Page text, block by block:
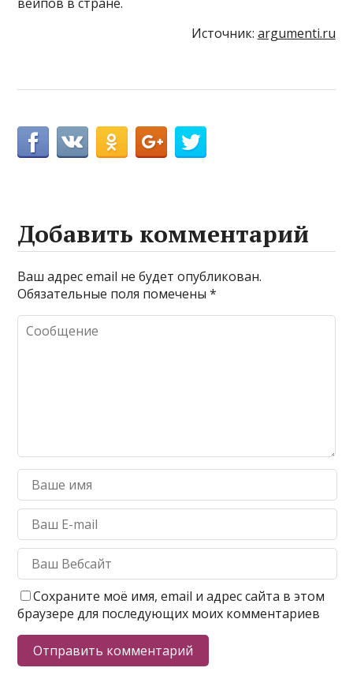
Источник: argumenti.ru
Добавить комментарий
Ваш адрес email не будет опубликован.
Обязательные поля помечены*
Сохраните моё имя, email и адрес сайта в этом
браузере для последующих моих комментариев